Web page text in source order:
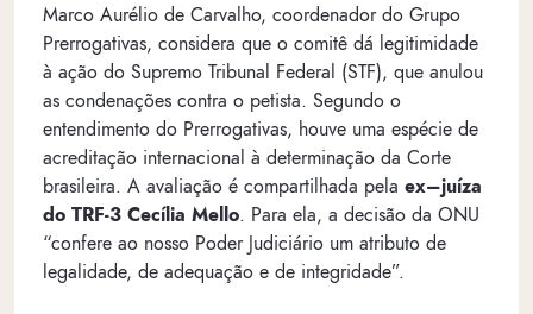
Marco Aurélio de Carvalho, coordenador do Grupo
Prerrogativas, considera que o comitê dá legitimidade
à ação do Supremo Tribunal Federal (STF), que anulou
as condenações contra o petista. Segundo o
entendimento do Prerrogativas, houve uma espécie de
acreditação internacional à determinação da Corte
brasileira. A avaliação é compartilhada pela ex–juíza
do TRF-3 Cecília Mello. Para ela, a decisão da ONU
“confere ao nosso Poder Judiciário um atributo de
legalidade, de adequação e de integridade”.